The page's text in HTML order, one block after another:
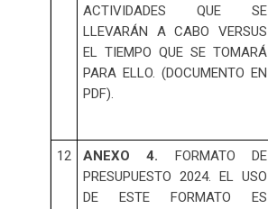
ACTIVIDADES QUE SE
LLEVARÁN A CABO VERSUS
EL TIEMPO QUE SE TOMARÁ
PARA ELLO. (DOCUMENTO EN
PDF).
12 ANEXO 4. FORMATO DE
PRESUPUESTO 2024. EL USO
DE ESTE FORMATO ES